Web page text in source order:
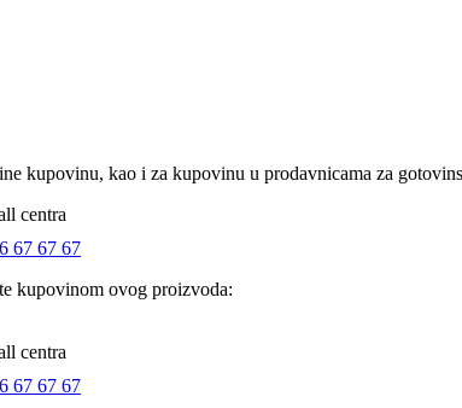
kupovinu, kao i za kupovinu u prodavnicama za
centra
67 67 67
kupovinom ovog proizvoda:
centra
67 67 67